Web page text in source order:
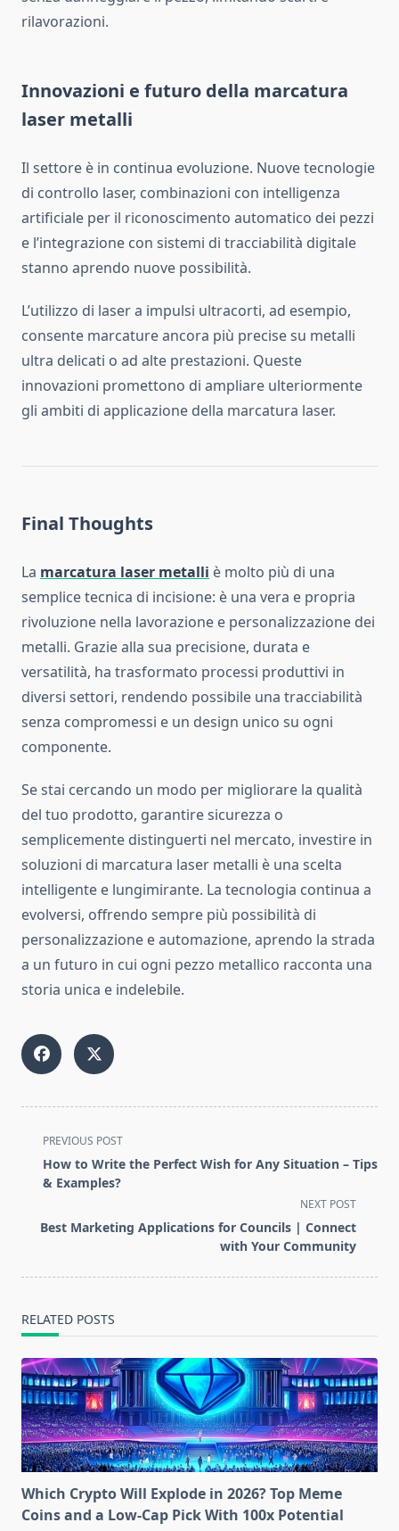
rilavorazioni.
Innovazioni e futuro della marcatura
laser metalli
Il settore è in continua evoluzione. Nuove tecnologie
di controllo laser, combinazioni con intelligenza
artificiale per il riconoscimento automatico dei pezzi
e l’integrazione con sistemi di tracciabilità digitale
stanno aprendo nuove possibilità.
L’utilizzo di laser a impulsi ultracorti, ad esempio,
consente marcature ancora più precise su metalli
ultra delicati o ad alte prestazioni. Queste
innovazioni promettono di ampliare ulteriormente
gli ambiti di applicazione della marcatura laser.
Final Thoughts
La marcatura laser metalli è molto più di una
semplice tecnica di incisione: è una vera e propria
rivoluzione nella lavorazione e personalizzazione dei
metalli. Grazie alla sua precisione, durata e
versatilità, ha trasformato processi produttivi in
diversi settori, rendendo possibile una tracciabilità
senza compromessi e un design unico su ogni
componente.
Se stai cercando un modo per migliorare la qualità
del tuo prodotto, garantire sicurezza o
semplicemente distinguerti nel mercato, investire in
soluzioni di marcatura laser metalli è una scelta
intelligente e lungimirante. La tecnologia continua a
evolversi, offrendo sempre più possibilità di
personalizzazione e automazione, aprendo la strada
a un futuro in cui ogni pezzo metallico racconta una
storia unica e indelebile.
<span
class="nav-
subtitle
reader-
PREVIOUS POST
How to Write the Perfect Wish for Any Situation – Tips
& Examples?
NEXT POST
Best Marketing Applications for Councils | Connect
with Your Community
RELATED POSTS
Which Crypto Will Explode in 2026? Top Meme
Coins and a Low-Cap Pick With 100x Potential